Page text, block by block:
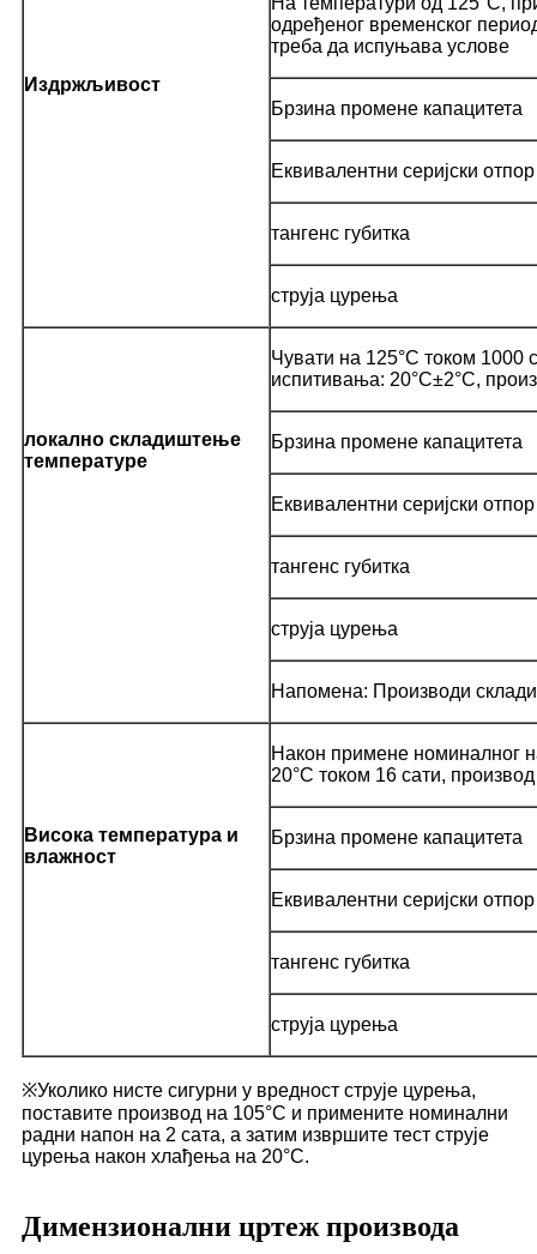
Издржљивост
одређеног временског
треба да испуњава услове
Брзина промене капацитета
Еквивалентни серијски
тангенс губитка
струја цурења
локално складиштење
температуре
Чувати на 125°C током 1000
испитивања: 20°C±2°C,
Брзина промене капацитета
Еквивалентни серијски
тангенс губитка
струја цурења
Напомена: Производи
Висока температура и
влажност
Након примене номиналног
20°C током 16 сати,
Брзина промене капацитета
Еквивалентни серијски
тангенс губитка
струја цурења
※Уколико нисте сигурни у вредност струје цурења,
поставите производ на 105°C и примените номинални
радни напон на 2 сата, а затим извршите тест струје
цурења након хлађења на 20°C.
Димензионални цртеж производа